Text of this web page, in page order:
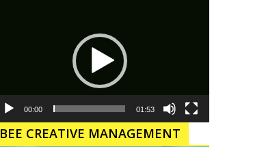
00:00 01:53
BEE CREATIVE MANAGEMENT